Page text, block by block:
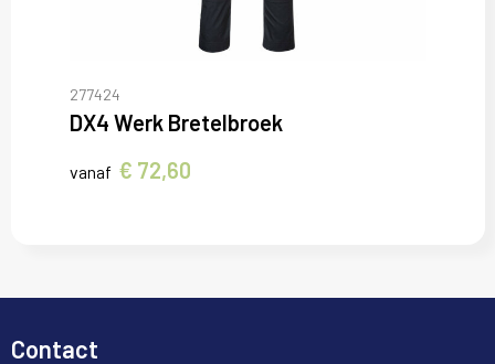
277424
DX4 Werk Bretelbroek
vanaf € 72,60
Contact